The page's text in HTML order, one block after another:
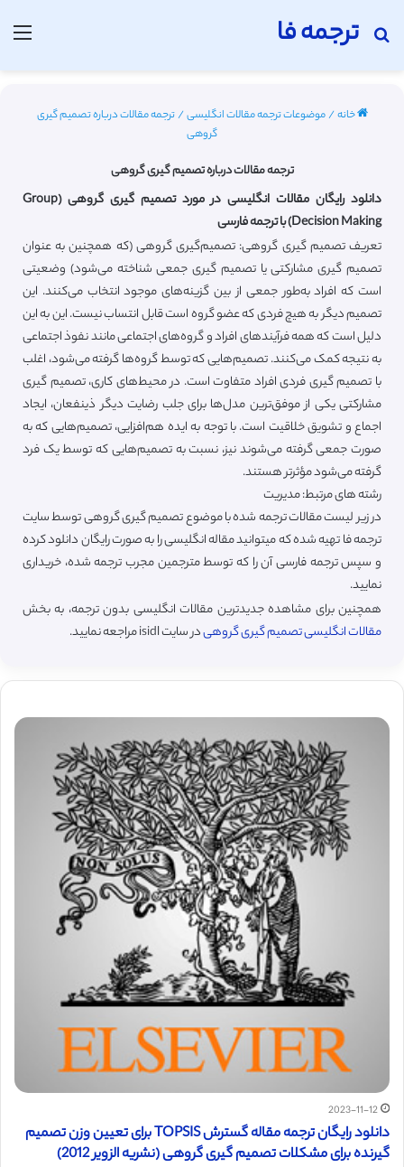
ترجمه فا
جستجو برای
خانه/موضوعات ترجمه مقالات انگلیسی/ترجمه مقالات درباره تصمیم گیری
گروهی
ترجمه مقالات درباره تصمیم گیری گروهی
دانلود رایگان مقالات انگلیسی در مورد تصمیم گیری گروهی (Group
Decision Making) با ترجمه فارسی
تعریف تصمیم گیری گروهی: تصمیم‌گیری گروهی (که همچنین به عنوان
تصمیم گیری مشارکتی یا تصمیم گیری جمعی شناخته می‌شود) وضعیتی
است که افراد به‌طور جمعی از بین گزینه‌های موجود انتخاب می‌کنند. این
تصمیم دیگر به هیچ فردی که عضو گروه است قابل انتساب نیست. این به این
دلیل است که همه فرآیندهای افراد و گروه‌های اجتماعی مانند نفوذ اجتماعی
به نتیجه کمک می‌کنند. تصمیم‌هایی که توسط گروه‌ها گرفته می‌شود، اغلب
با تصمیم گیری فردی افراد متفاوت است. در محیط‌های کاری، تصمیم گیری
مشارکتی یکی از موفق‌ترین مدل‌ها برای جلب رضایت دیگر ذینفعان، ایجاد
اجماع و تشویق خلاقیت است. با توجه به ایده هم‌افزایی، تصمیم‌هایی که به
صورت جمعی گرفته می‌شوند نیز، نسبت به تصمیم‌هایی که توسط یک فرد
گرفته می‌شود مؤثرتر هستند.
رشته های مرتبط: مدیریت
در زیر لیست مقالات ترجمه شده با موضوع تصمیم گیری گروهی توسط سایت
ترجمه فا تهیه شده که میتوانید مقاله انگلیسی را به صورت رایگان دانلود کرده
و سپس ترجمه فارسی آن را که توسط مترجمین مجرب ترجمه شده، خریداری
نمایید.
همچنین برای مشاهده جدیدترین مقالات انگلیسی بدون ترجمه، به بخش
مقالات انگلیسی تصمیم گیری گروهیدر سایت isidl مراجعه نمایید.
2023-11-12
دانلود رایگان ترجمه مقاله گسترش TOPSIS برای تعیین وزن تصمیم
گیرنده برای مشکلات تصمیم گیری گروهی (نشریه الزویر 2012)